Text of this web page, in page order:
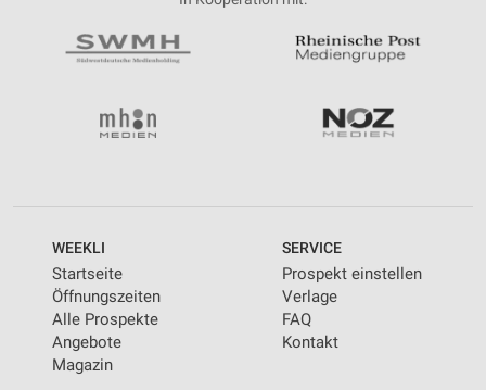
WEEKLI
Startseite
Öffnungszeiten
Alle Prospekte
Angebote
Magazin
SERVICE
Prospekt einstellen
Verlage
FAQ
Kontakt